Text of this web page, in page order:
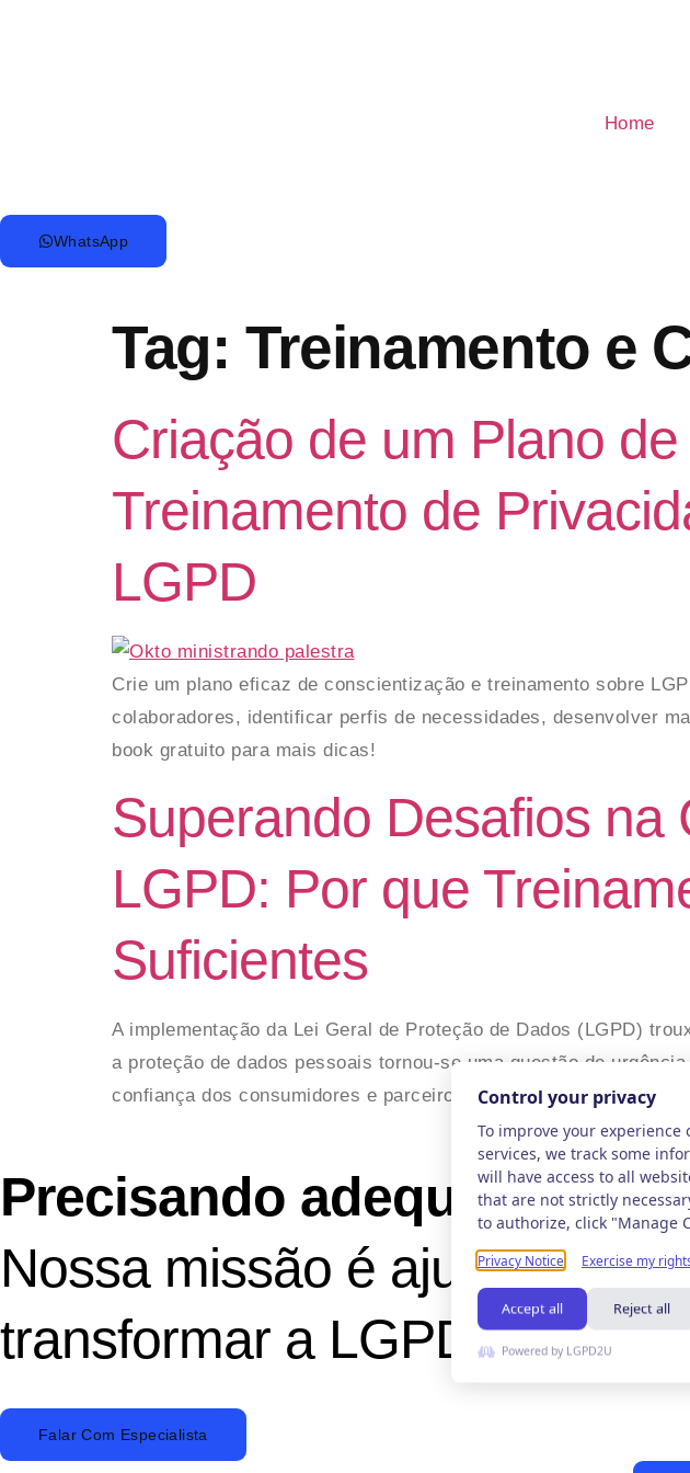
Home
WhatsApp
Tag: Treinamento e
Criação de um Plano
Treinamento de
LGPD
Crie um plano eficaz de conscientização e treinamento sobre
colaboradores, identificar perfis de necessidades, desenvolver
book gratuito para mais dicas!
Superando Desafios na
LGPD: Por que
Suficientes
A implementação da Lei Geral de Proteção de Dados (LGPD)
a proteção de dados pessoais tornou-se uma questão de
confiança dos consumidores e parceiros de negócios. No
Precisando adequar sua
Nossa missão é ajudar
transformar a LGPD em um
Falar Com Especialista